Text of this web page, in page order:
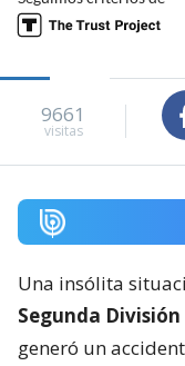
9661
visitas
Una insólita
Segunda
generó un